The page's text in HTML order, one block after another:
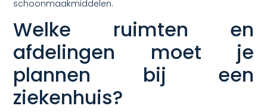
schoonmaakmiddelen.
Welke ruimten en
afdelingen moet je
plannen bij een
ziekenhuis?